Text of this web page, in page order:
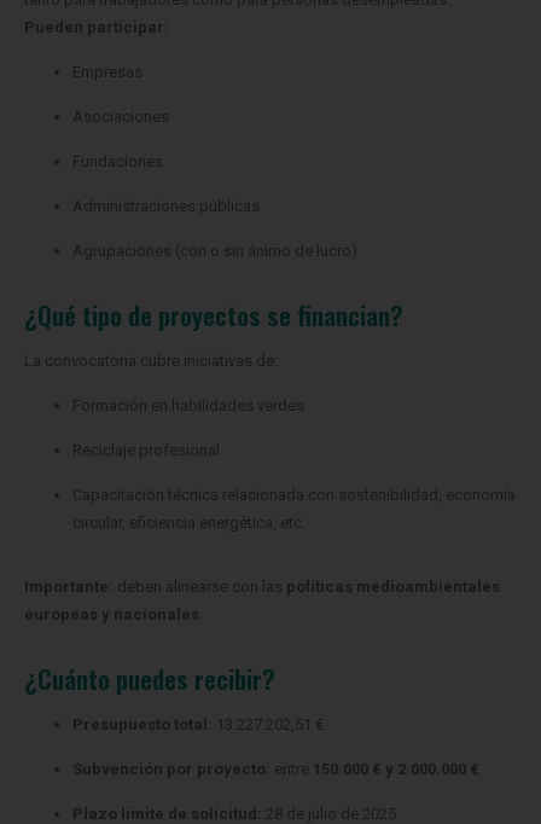
Pueden participar:
Empresas
Asociaciones
Fundaciones
Administraciones públicas
Agrupaciones (con o sin ánimo de lucro)
¿Qué tipo de proyectos se financian?
La convocatoria cubre iniciativas de:
Formación en habilidades verdes
Reciclaje profesional
Capacitación técnica relacionada con sostenibilidad, economía
circular, eficiencia energética, etc.
Importante: deben alinearse con las políticas medioambientales
europeas y nacionales
¿Cuánto puedes recibir?
Presupuesto total: 13.227.202,51 €
Subvención por proyecto: entre 150.000 € y 2.000.000 €
Plazo límite de solicitud: 28 de julio de 2025